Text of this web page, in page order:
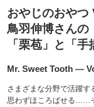
おやじのおやつ
鳥羽伸博さんの
「栗苞」と「手
Mr. Sweet Tooth ―
さまざまな分野で活躍す
思わずほころばせる……